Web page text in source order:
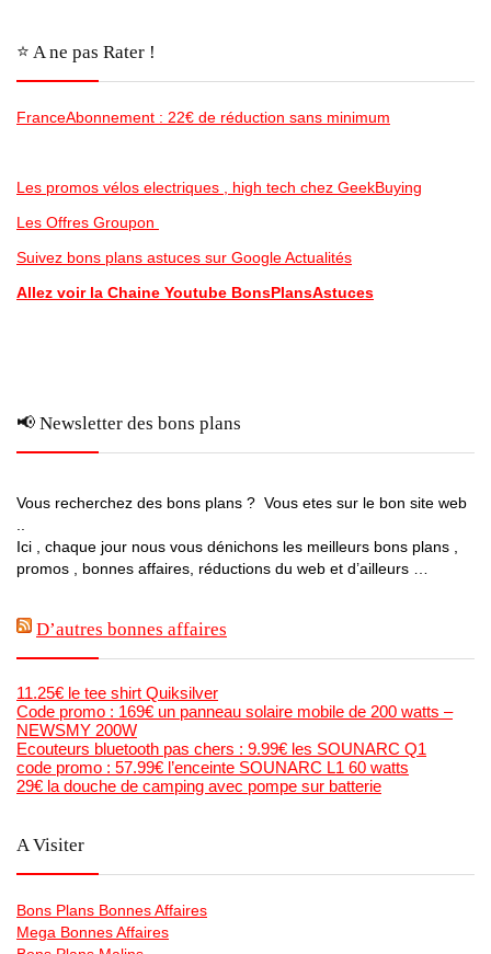
⭐️ A ne pas Rater !
FranceAbonnement : 22€ de réduction sans minimum
Les promos vélos electriques , high tech chez GeekBuying
Les Offres Groupon
Suivez bons plans astuces sur Google Actualités
Allez voir la Chaine Youtube BonsPlansAstuces
📢 Newsletter des bons plans
Vous recherchez des bons plans ? Vous etes sur le bon site web
Ici , chaque jour nous vous dénichons les meilleurs bons plans ,
promos , bonnes affaires, réductions du web et d’ailleurs …
D’autres bonnes affaires
11.25€ le tee shirt Quiksilver
Code promo : 169€ un panneau solaire mobile de 200 watts –
NEWSMY 200W
Ecouteurs bluetooth pas chers : 9.99€ les SOUNARC Q1
code promo : 57.99€ l’enceinte SOUNARC L1 60 watts
29€ la douche de camping avec pompe sur batterie
A Visiter
Bons Plans Bonnes Affaires
Mega Bonnes Affaires